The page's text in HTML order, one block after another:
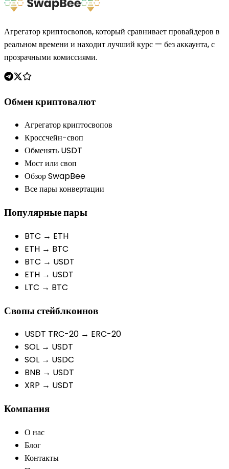
Агрегатор криптосвопов, который сравнивает провайдеров в
реальном времени и находит лучший курс — без аккаунта, с
прозрачными комиссиями.
Обмен криптовалют
Агрегатор криптосвопов
Кроссчейн-своп
Обменять USDT
Мост или своп
Обзор SwapBee
Все пары конвертации
Популярные пары
BTC → ETH
ETH → BTC
BTC → USDT
ETH → USDT
LTC → BTC
Свопы стейблкоинов
USDT TRC-20 → ERC-20
SOL → USDT
SOL → USDC
BNB → USDT
XRP → USDT
Компания
О нас
Блог
Контакты